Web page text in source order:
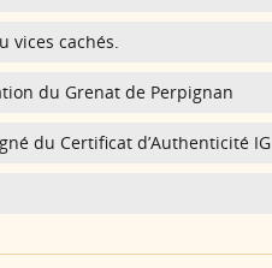
vices cachés.
du Grenat de Perpignan
du Certificat d’Authenticité IG